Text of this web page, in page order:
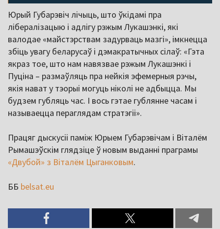
Юрый Губарэвіч лічыць, што ўкідамі пра
лібералізацыю і адлігу рэжым Лукашэнкі, які
валодае «майстэрствам задурваць мазгі», імкнецца
збіць увагу беларусаў і дэмакратычных сілаў: «Гэта
якраз тое, што нам навязвае рэжым Лукашэнкі і
Пуціна – размаўляць пра нейкія эфемерныя рэчы,
якія нават у тэорыі могуць ніколі не адбыцца. Мы
будзем губляць час. І вось гэтае гублянне часам і
называецца пераглядам стратэгіі».
Працяг дыскусіі паміж Юрыем Губарэвічам і Віталём
Рымашэўскім глядзіце ў новым выданні праграмы
«Двубой» з Віталём Цыганковым.
ББ belsat.eu